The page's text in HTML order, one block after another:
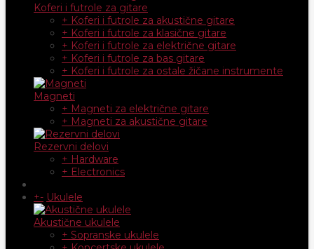
Koferi i futrole za gitare
+ Koferi i futrole za akustične gitare
+ Koferi i futrole za klasične gitare
+ Koferi i futrole za električne gitare
+ Koferi i futrole za bas gitare
+ Koferi i futrole za ostale žičane instrumente
Magneti
+ Magneti za električne gitare
+ Magneti za akustične gitare
Rezervni delovi
+ Hardware
+ Electronics
+- Ukulele
Akustične ukulele
+ Sopranske ukulele